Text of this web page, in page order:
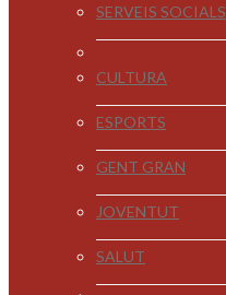
SERVEIS SOCIALS
CULTURA
ESPORTS
GENT GRAN
JOVENTUT
SALUT